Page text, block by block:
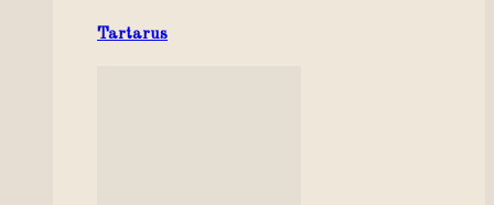
Tartarus